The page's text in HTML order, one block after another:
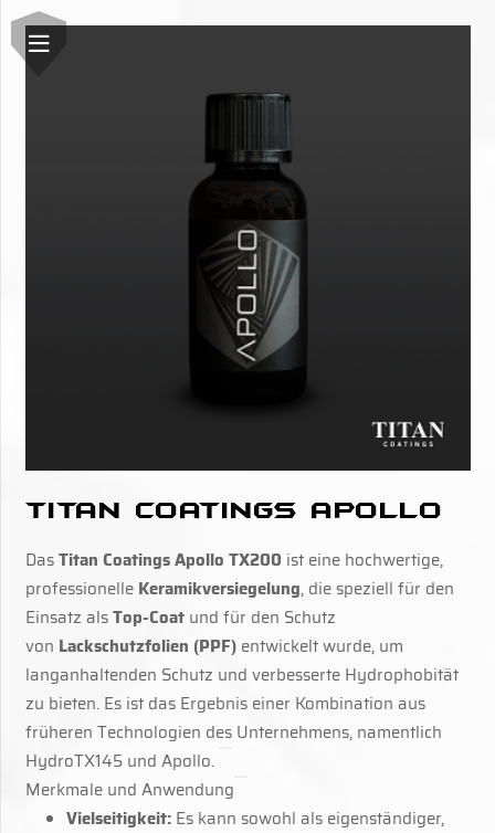
Titan Coatings Apollo
DasTitan Coatings Apollo TX200 ist eine hochwertige,
professionelle Keramikversiegelung, die speziell für den
Einsatz alsTop-Coat und für den Schutz
von Lackschutzfolien (PPF) entwickelt wurde, um
langanhaltenden Schutz und verbesserte Hydrophobität
zu bieten. Es ist das Ergebnis einer Kombination aus
früheren Technologien des Unternehmens, namentlich
HydroTX145 und Apollo.
Merkmale und Anwendung
Vielseitigkeit: Es kann sowohl als eigenständiger,